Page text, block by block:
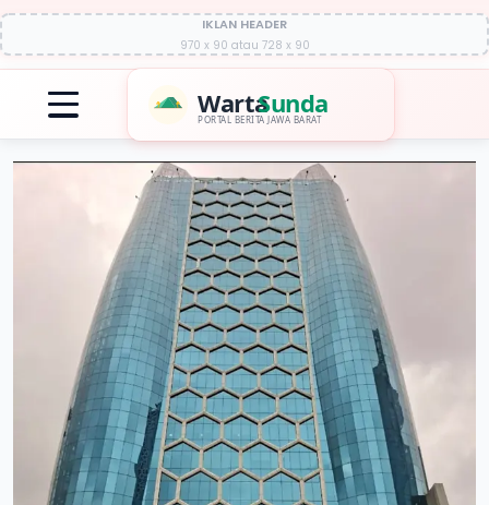
IKLAN HEADER
970 x 90 atau 728 x 90
WartaSunda
PORTAL BERITA JAWA BARAT